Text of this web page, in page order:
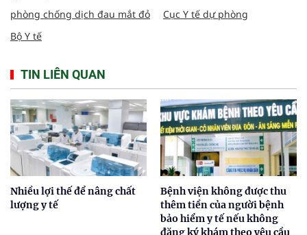
phòng chống dịch đau mắt đỏ
Cục Y tế dự phòng
Bộ Y tế
TIN LIÊN QUAN
Nhiều lợi thế để nâng chất
lượng y tế
Bệnh viện không được thu
thêm tiền của người bệnh
bảo hiểm y tế nếu không
đăng ký khám theo yêu cầu